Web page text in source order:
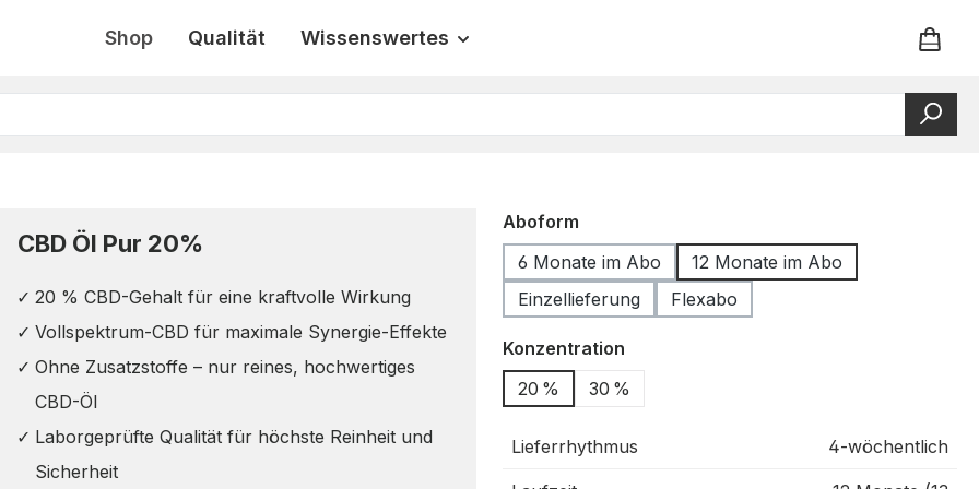
Shop Qualität Wissenswertes
CBD Öl Pur 20%
20 % CBD-Gehalt für eine kraftvolle Wirkung
Vollspektrum-CBD für maximale Synergie-Effekte
Ohne Zusatzstoffe – nur reines, hochwertiges
CBD-Öl
Laborgeprüfte Qualität für höchste Reinheit und
Sicherheit
Aboform
6 Monate im Abo
12 Monate im Abo
Einzellieferung
Flexabo
Konzentration
20 %
30 %
Lieferrhythmus 4-wöchentlich